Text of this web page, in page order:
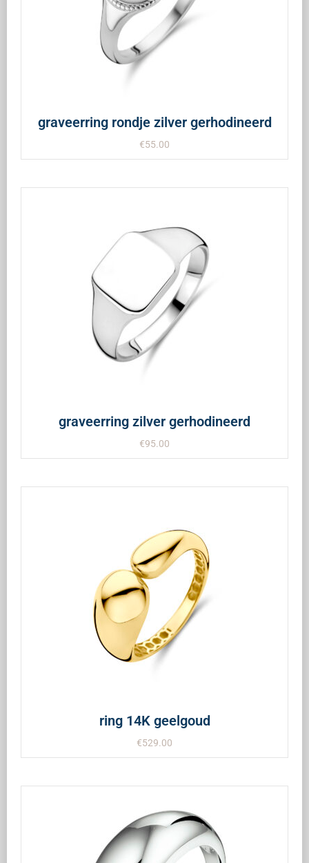
graveerring rondje zilver gerhodineerd
€55.00
graveerring zilver gerhodineerd
€95.00
ring 14K geelgoud
€529.00